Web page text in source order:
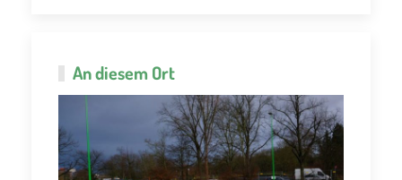
An diesem Ort